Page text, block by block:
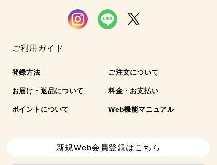
ご利用ガイド
登録方法 ご注文について
お届け・返品について 料金・お支払い
ポイントについて Web機能マニュアル
新規Web会員登録はこちら